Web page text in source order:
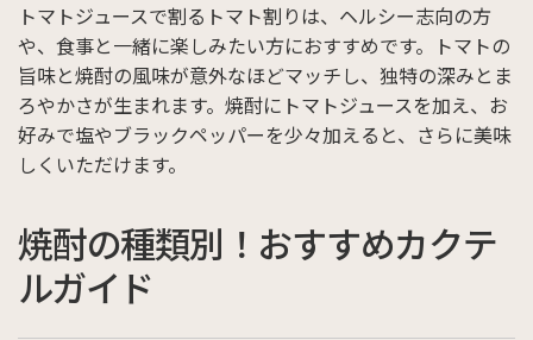
トマトジュースで割るトマト割りは、ヘルシー志向の方
や、食事と一緒に楽しみたい方におすすめです。トマトの
旨味と焼酎の風味が意外なほどマッチし、独特の深みとま
ろやかさが生まれます。焼酎にトマトジュースを加え、お
好みで塩やブラックペッパーを少々加えると、さらに美味
しくいただけます。
焼酎の種類別！おすすめカクテ
ルガイド